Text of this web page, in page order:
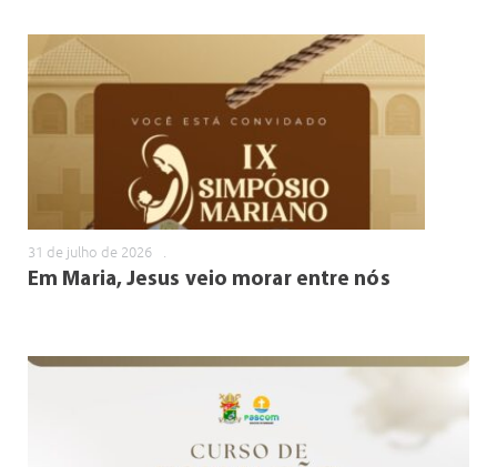
31 de julho de 2026
Em Maria, Jesus veio morar entre nós